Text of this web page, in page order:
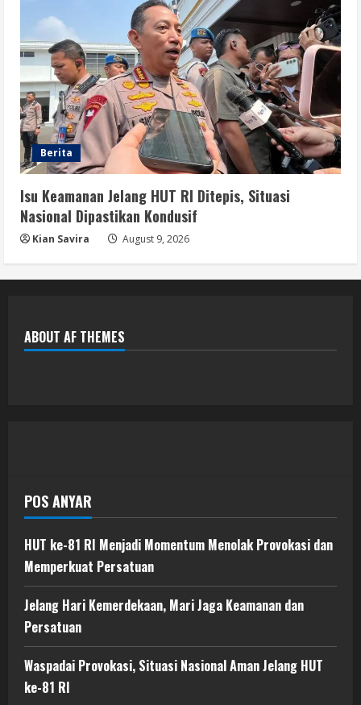
Berita
Isu Keamanan Jelang HUT RI Ditepis, Situasi
Nasional Dipastikan Kondusif
Kian Savira August 9, 2026
ABOUT AF THEMES
POS ANYAR
HUT ke-81 RI Menjadi Momentum Menolak Provokasi dan
Memperkuat Persatuan
Jelang Hari Kemerdekaan, Mari Jaga Keamanan dan
Persatuan
Waspadai Provokasi, Situasi Nasional Aman Jelang HUT
ke-81 RI